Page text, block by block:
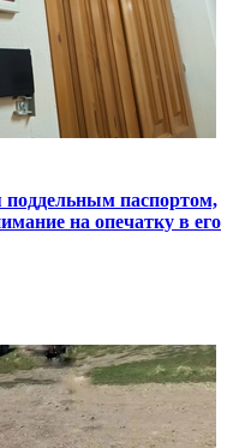
поддельным паспортом,
на опечатку в его